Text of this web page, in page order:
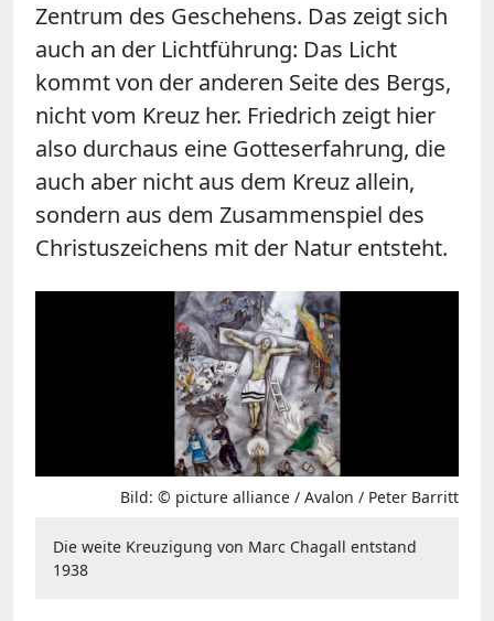
Zentrum des Geschehens. Das zeigt sich
auch an der Lichtführung: Das Licht
kommt von der anderen Seite des Bergs,
nicht vom Kreuz her. Friedrich zeigt hier
also durchaus eine Gotteserfahrung, die
auch aber nicht aus dem Kreuz allein,
sondern aus dem Zusammenspiel des
Christuszeichens mit der Natur entsteht.
Bild: © picture alliance / Avalon / Peter Barritt
Die weite Kreuzigung von Marc Chagall entstand
1938